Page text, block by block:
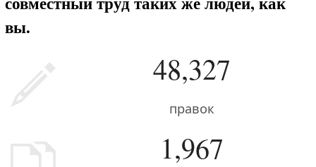
вы.
48,327
правок
1,967